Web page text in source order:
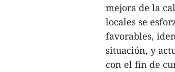
mejora de la
locales se
favorables,
situación, y
con el fin de